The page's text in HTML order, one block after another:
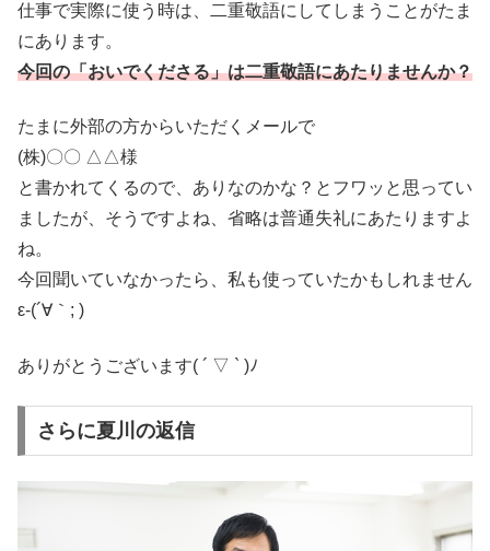
仕事で実際に使う時は、二重敬語にしてしまうことがたま
にあります。
今回の「おいでくださる」は二重敬語にあたりませんか？
たまに外部の方からいただくメールで
(株)〇〇 △△様
と書かれてくるので、ありなのかな？とフワッと思ってい
ましたが、そうですよね、省略は普通失礼にあたりますよ
ね。
今回聞いていなかったら、私も使っていたかもしれません
ε-(´∀｀; )
ありがとうございます( ´ ▽ ` )ﾉ
さらに夏川の返信